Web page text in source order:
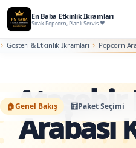
En Baba Etkinlik İkramları
Sıcak Popcorn, Planlı Servis
Gösteri & Etkinlik İkramları Popcorn
🏠Genel Bakış 🧮Paket Seçimi
Ataşehir
Arabası